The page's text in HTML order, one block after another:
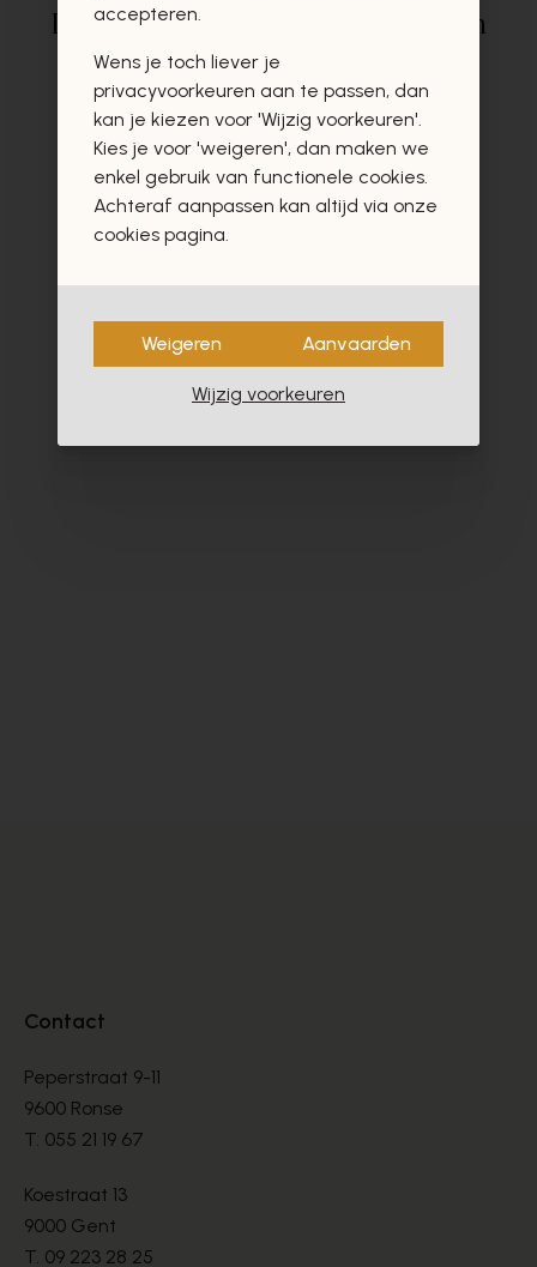
Deze producten zullen u zeker en
vast ook interesseren
- 60%
Contact
Peperstraat 9-11
9600 Ronse
T. 055 21 19 67
Koestraat 13
9000 Gent
T. 09 223 28 25
accepteren.
Wens je toch liever je
privacyvoorkeuren aan te passen, dan
kan je kiezen voor 'Wijzig voorkeuren'.
Kies je voor 'weigeren', dan maken we
enkel gebruik van functionele cookies.
Achteraf aanpassen kan altijd via onze
cookies pagina.
Weigeren Aanvaarden
Wijzig voorkeuren